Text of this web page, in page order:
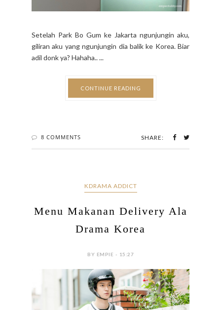
Setelah Park Bo Gum ke Jakarta ngunjungin aku,
giliran aku yang ngunjungin dia balik ke Korea. Biar
adil donk ya? Hahaha.. ...
CONTINUE READING
8 COMMENTS SHARE:
KDRAMA ADDICT
Menu Makanan Delivery Ala
Drama Korea
BY EMPIE - 15:27